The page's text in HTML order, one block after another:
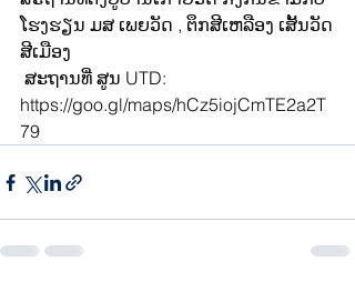
ໂຮງຮຽນ ມສ ເພຍວັດ , ຕຶກສີເຫລືອງ ເສັ້ນວັດ
ສີເມືອງ
ສະຖານທີ່ ສູນ UTD:
https://goo.gl/maps/hCz5iojCmTE2a2T
79